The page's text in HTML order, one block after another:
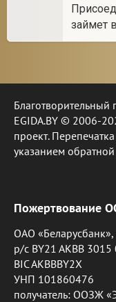
займет
EGIDA.BY © 2006-
проект.
указанием
Пожертвование
ОАО
р/с BY21 AKBB
BIC AKBBBY2X
УНП 101860476
получатель: ООЗЖ